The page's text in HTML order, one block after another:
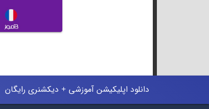
دانلود اپلیکیشن آموزشی + دیکشنری رایگان